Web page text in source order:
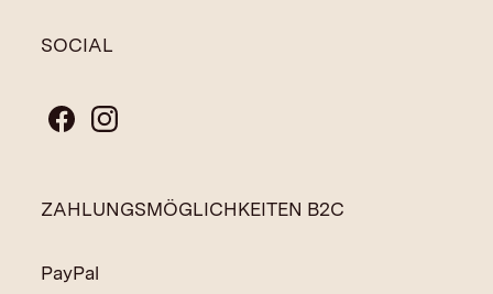
SOCIAL
ZAHLUNGSMÖGLICHKEITEN B2C
PayPal